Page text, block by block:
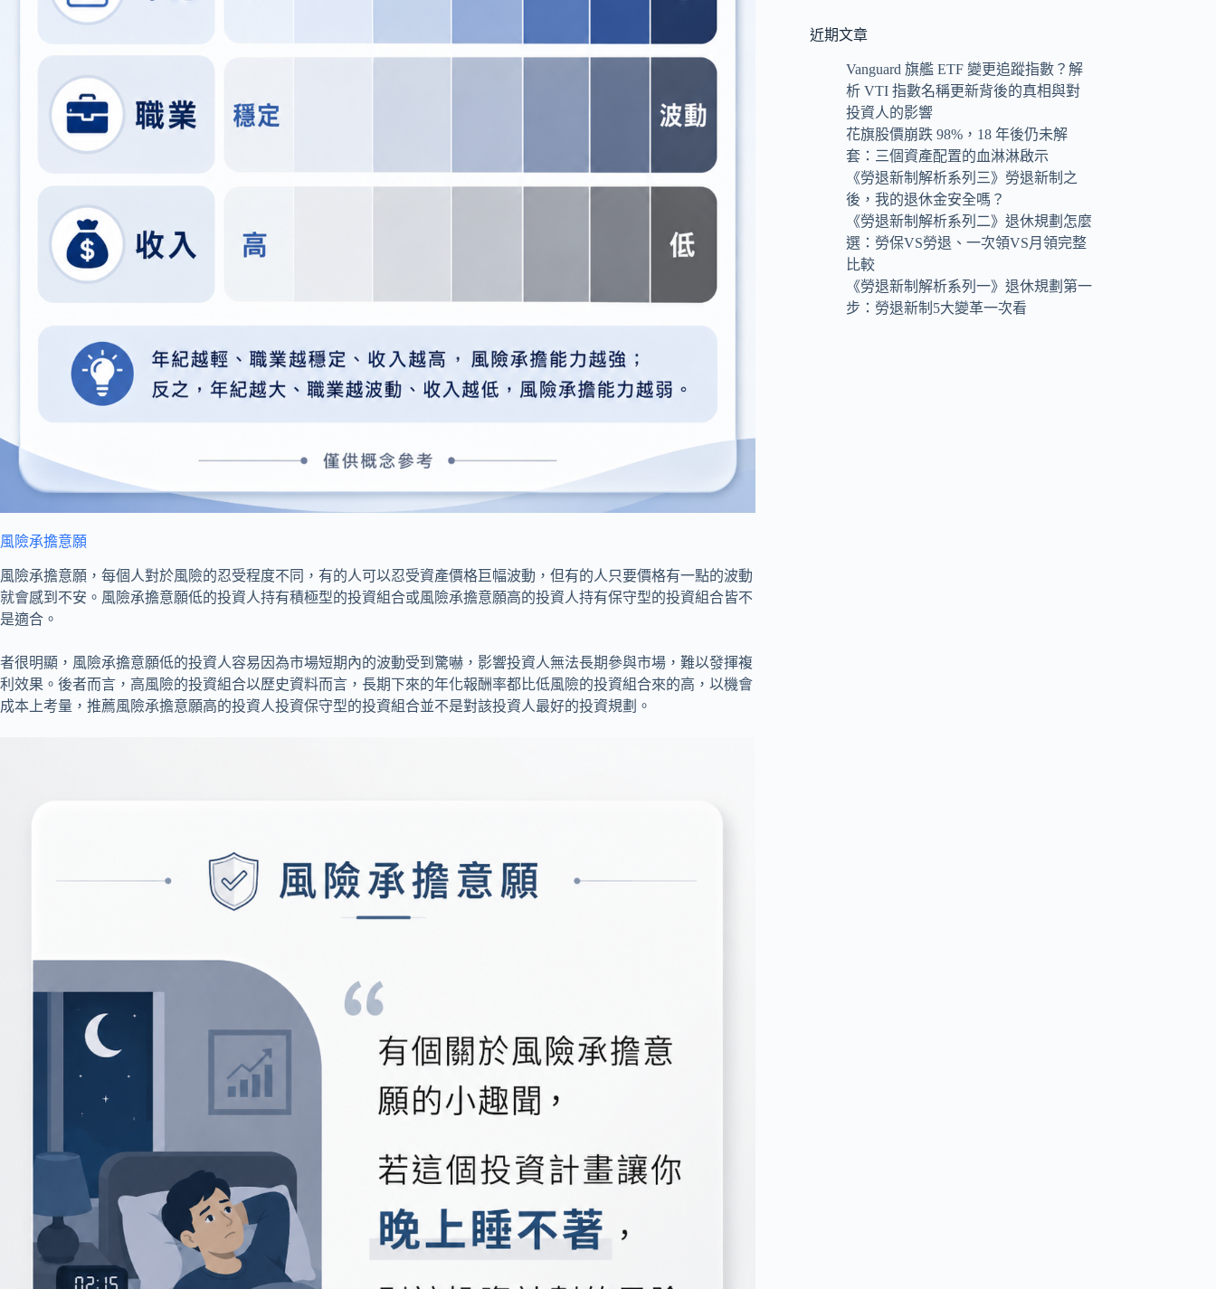
風險承擔意願
風險承擔意願，每個人對於風險的忍受程度不同，有的人可以忍受資產價格巨幅波動，但有的人只要價格有一點的波動
就會感到不安。風險承擔意願低的投資人持有積極型的投資組合或風險承擔意願高的投資人持有保守型的投資組合皆不
是適合。
者很明顯，風險承擔意願低的投資人容易因為市場短期內的波動受到驚嚇，影響投資人無法長期參與市場，難以發揮複
利效果。後者而言，高風險的投資組合以歷史資料而言，長期下來的年化報酬率都比低風險的投資組合來的高，以機會
成本上考量，推薦風險承擔意願高的投資人投資保守型的投資組合並不是對該投資人最好的投資規劃。
近期文章
Vanguard 旗艦 ETF 變更追蹤指數？解
析 VTI 指數名稱更新背後的真相與對
投資人的影響
花旗股價崩跌 98%，18 年後仍未解
套：三個資產配置的血淋淋啟示
《勞退新制解析系列三》勞退新制之
後，我的退休金安全嗎？
《勞退新制解析系列二》退休規劃怎麼
選：勞保VS勞退、一次領VS月領完整
比較
《勞退新制解析系列一》退休規劃第一
步：勞退新制5大變革一次看